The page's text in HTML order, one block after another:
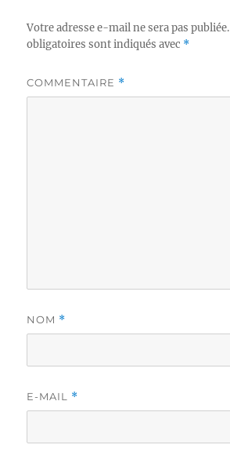
Votre adresse e-mail ne sera pas publiée.
obligatoires sont indiqués avec *
COMMENTAIRE *
NOM *
E-MAIL *